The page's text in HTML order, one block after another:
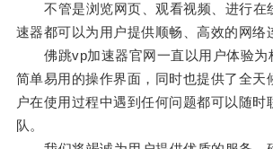
不管是浏览网页、观看视频、进行在
速器都可以为用户提供顺畅、高效的网络
佛跳vp加速器官网一直以用户体验为
简单易用的操作界面，同时也提供了全天
户在使用过程中遇到任何问题都可以随时
队。